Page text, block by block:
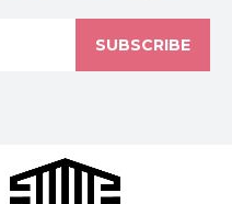
SUBSCRIBE